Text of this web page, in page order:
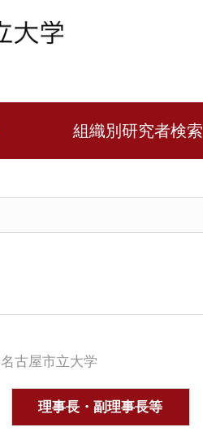
組織別研究者検索
名古屋市立大学
理事長・副理事長等